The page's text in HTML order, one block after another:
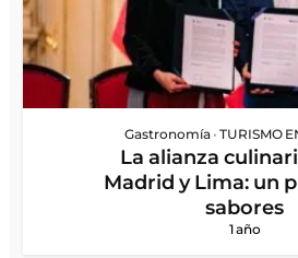
Gastronomía • TURISMO
La alianza
Madrid y Lima: un
sabores
1 año